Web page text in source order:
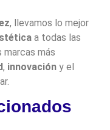
, llevamos lo mejor
a todas las
marcas más
, innovación y el